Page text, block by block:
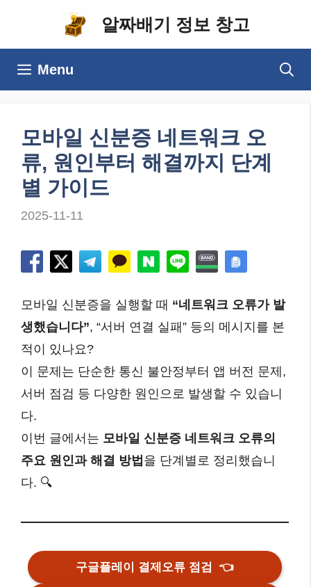
알짜배기 정보 창고
Menu
모바일 신분증 네트워크 오
류, 원인부터 해결까지 단계
별 가이드
2025-11-11
모바일 신분증을 실행할 때 “네트워크 오류가 발
생했습니다”, “서버 연결 실패” 등의 메시지를 본
적이 있나요?
이 문제는 단순한 통신 불안정부터 앱 버전 문제,
서버 점검 등 다양한 원인으로 발생할 수 있습니
다.
이번 글에서는 모바일 신분증 네트워크 오류의
주요 원인과 해결 방법 을 단계별로 정리했습니
다. 🔍
구글플레이 결제오류 점검 👈